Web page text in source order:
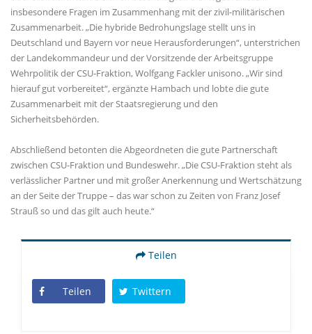
insbesondere Fragen im Zusammenhang mit der zivil-militärischen
Zusammenarbeit. „Die hybride Bedrohungslage stellt uns in
Deutschland und Bayern vor neue Herausforderungen“, unterstrichen
der Landekommandeur und der Vorsitzende der Arbeitsgruppe
Wehrpolitik der CSU-Fraktion, Wolfgang Fackler unisono. „Wir sind
hierauf gut vorbereitet“, ergänzte Hambach und lobte die gute
Zusammenarbeit mit der Staatsregierung und den
Sicherheitsbehörden.
Abschließend betonten die Abgeordneten die gute Partnerschaft
zwischen CSU-Fraktion und Bundeswehr. „Die CSU-Fraktion steht als
verlässlicher Partner und mit großer Anerkennung und Wertschätzung
an der Seite der Truppe – das war schon zu Zeiten von Franz Josef
Strauß so und das gilt auch heute.“
Teilen
Teilen Twittern